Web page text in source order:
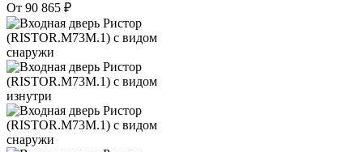
От 90 865 ₽